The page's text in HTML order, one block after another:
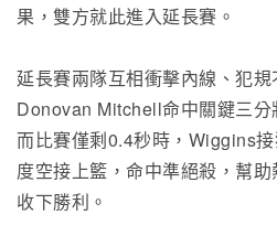
果，雙方就此進入延長賽。
延長賽兩隊互相衝擊內線、犯
Donovan Mitchell命中關鍵三
而比賽僅剩0.4秒時，Wiggins
度空接上籃，命中準絕殺，幫
收下勝利。